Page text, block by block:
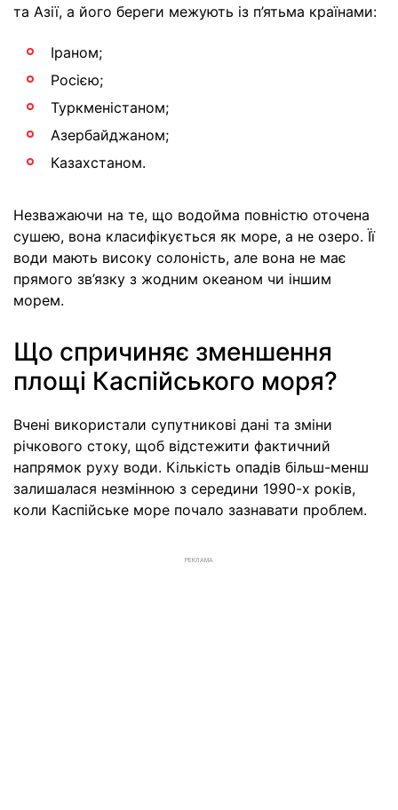
та Азії, а його береги межують із п’ятьма країнами:
Іраном;
Росією;
Туркменістаном;
Азербайджаном;
Казахстаном.
Незважаючи на те, що водойма повністю оточена
сушею, вона класифікується як море, а не озеро. Її
води мають високу солоність, але вона не має
прямого зв’язку з жодним океаном чи іншим
морем.
Що спричиняє зменшення
площі Каспійського моря?
Вчені використали супутникові дані та зміни
річкового стоку, щоб відстежити фактичний
напрямок руху води. Кількість опадів більш-менш
залишалася незмінною з середини 1990-х років,
коли Каспійське море почало зазнавати проблем.
РЕКЛАМА